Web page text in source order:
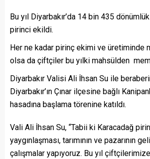
Bu yıl Diyarbakır’da 14 bin 435
pirinci ekildi.
Her ne kadar pirinç ekimi ve üretiminde
olsa da çiftçiler bu yılki mahsülden
Diyarbakır Valisi Ali İhsan Su ile
Diyarbakır’ın Çınar ilçesine bağlı
hasadına başlama törenine katıldı.
Vali Ali İhsan Su, “Tabii ki Karacadağ
yaygınlaşması, tarımının ve pazarının
çalışmalar yapıyoruz. Bu yıl